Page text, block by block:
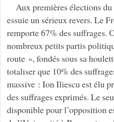
Aux premières élections
essuie un sérieux revers. Le
remporte 67% des suffrages.
nombreux petits partis
route », fondés sous sa
totaliser que 10% des
massive : Ion Iliescu est élu
des suffrages exprimés. Le
disponible pour l’opposition